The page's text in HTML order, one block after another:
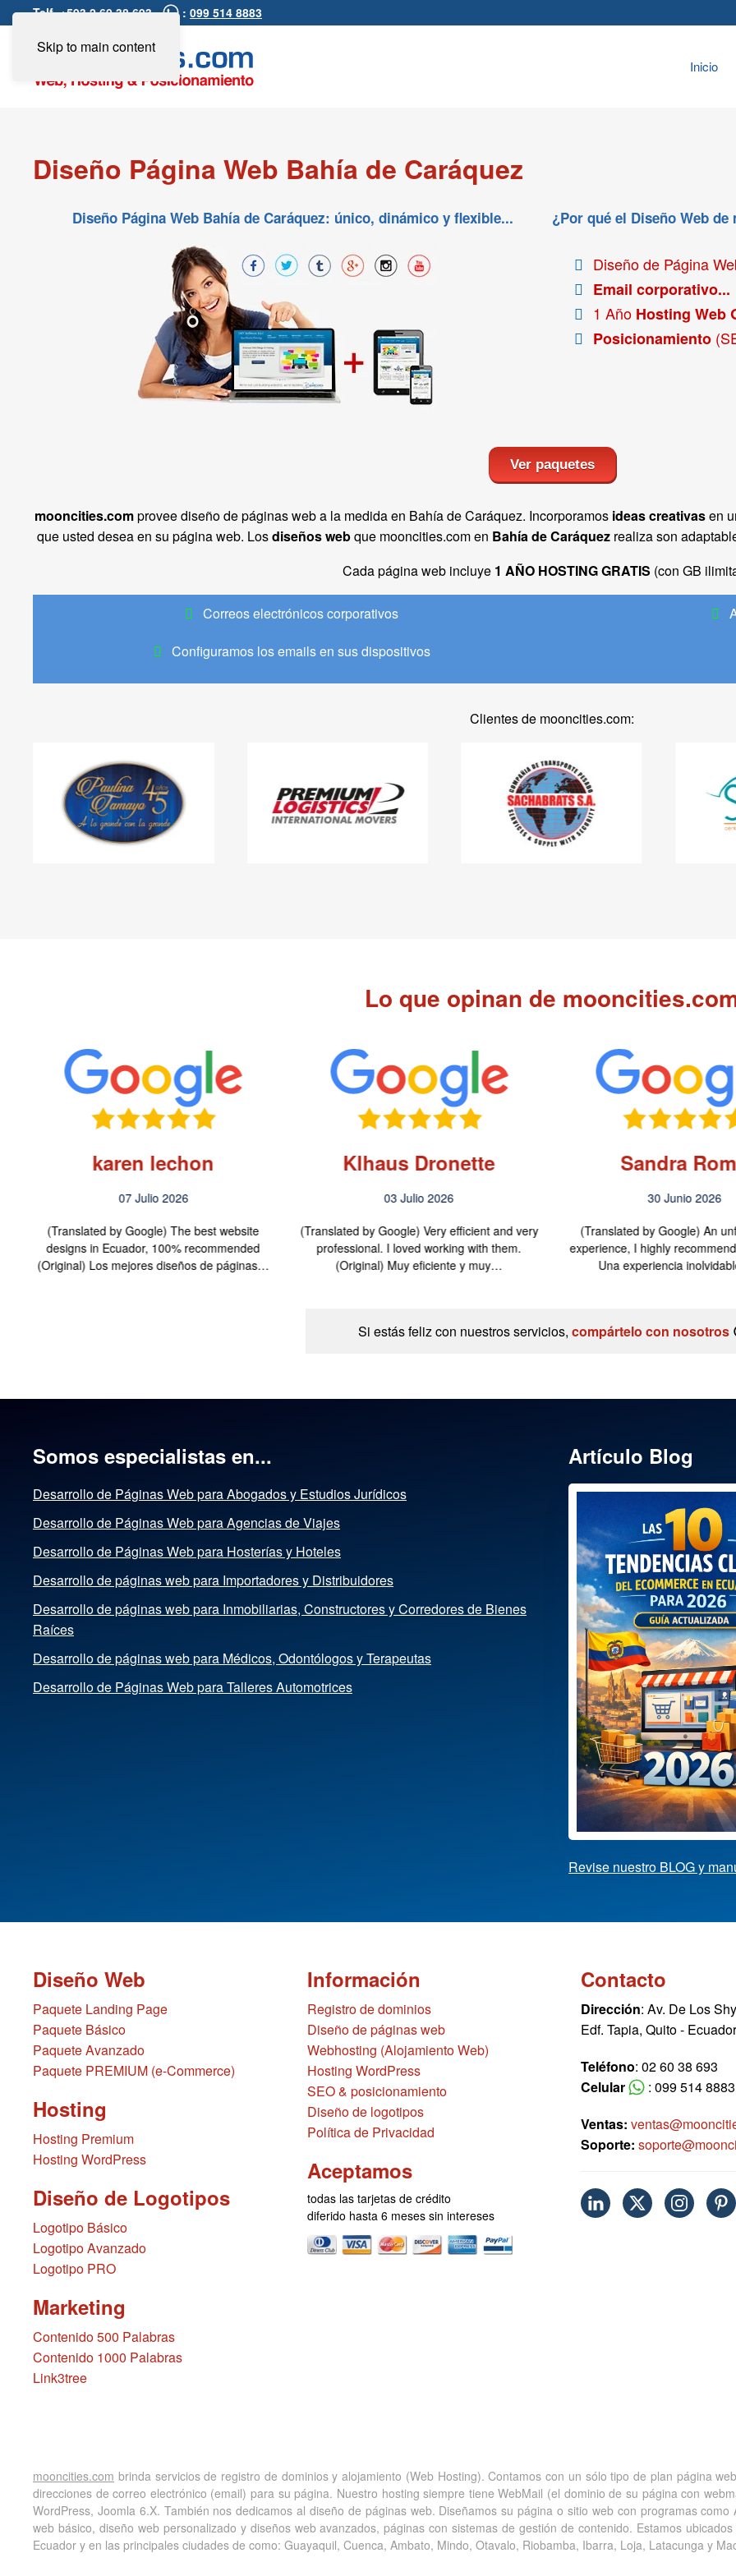
Skip to main content
Telf. +593 2 60 38 693 - : 099 514 8883
Inicio
Diseño Página Web Bahía de Caráquez
Diseño Página Web Bahía de Caráquez: único, dinámico y flexible... ¿Por qué el Diseño Web
Diseño de Página
Email corporativo...
1 Año Hosting Web
Posicionamiento
Ver paquetes
mooncities.comprovee diseño de páginas web a la medida en Bahía de Caráquez. Incorporamos ideas creativasen
que usted desea en su página web. Losdiseños webque mooncities.com en Bahía de Caráquez realiza son
Cada página web incluye 1 AÑO HOSTING GRATIS (con GB
Correos electrónicos corporativos
Configuramos los emails en sus dispositivos
Clientes de mooncities.com:
Lo que opinan de
karen lechon
07 Julio 2026
(Translated by Google) The best website
designs in Ecuador, 100% recommended
(Original) Los mejores diseños de páginas…
Klhaus Dronette
03 Julio 2026
(Translated by Google) Very efficient and very
professional. I loved working with them.
(Original) Muy eficiente y muy…
Sandra
30 Junio 2026
(Translated by Google) An
experience, I highly
Una experiencia
Si estás feliz con nuestros servicios, compártelo con nosotros
Somos especialistas en...
Desarrollo de Páginas Web para Abogados y Estudios Jurídicos
Desarrollo de Páginas Web para Agencias de Viajes
Desarrollo de Páginas Web para Hosterías y Hoteles
Desarrollo de páginas web para Importadores y Distribuidores
Desarrollo de páginas web para Inmobiliarias, Constructores y Corredores de Bienes
Raíces
Desarrollo de páginas web para Médicos, Odontólogos y Terapeutas
Desarrollo de Páginas Web para Talleres Automotrices
Artículo Blog
Revise nuestro BLOG y
Diseño Web
Paquete Landing Page
Paquete Básico
Paquete Avanzado
Paquete PREMIUM (e-Commerce)
Hosting
Hosting Premium
Hosting WordPress
Diseño de Logotipos
Logotipo Básico
Logotipo Avanzado
Logotipo PRO
Marketing
Contenido 500 Palabras
Contenido 1000 Palabras
Link3tree
Información
Registro de dominios
Diseño de páginas web
Webhosting (Alojamiento Web)
Hosting WordPress
SEO & posicionamiento
Diseño de logotipos
Política de Privacidad
Aceptamos
todas las tarjetas de crédito
diferido hasta 6 meses sin intereses
Contacto
Dirección: Av. De Los
Edf. Tapia, Quito - Ecuador
Teléfono: 02 60 38 693
Celular
: 099 514 8883
Ventas:
Soporte:
mooncities.com brinda servicios de registro de dominios y alojamiento (Web Hosting). Contamos con un sólo tipo de plan página
direcciones de correo electrónico (email) para su página. Nuestro hosting siempre tiene WebMail (el dominio de su página con
WordPress, Joomla 6.X. También nos dedicamos al diseño de páginas web. Diseñamos su página o sitio web con programas
web básico, diseño web personalizado y diseños web avanzados, páginas con sistemas de gestión de contenido. Estamos
Ecuador y en las principales ciudades de como: Guayaquil, Cuenca, Ambato, Mindo, Otavalo, Riobamba, Ibarra, Loja, Latacunga y